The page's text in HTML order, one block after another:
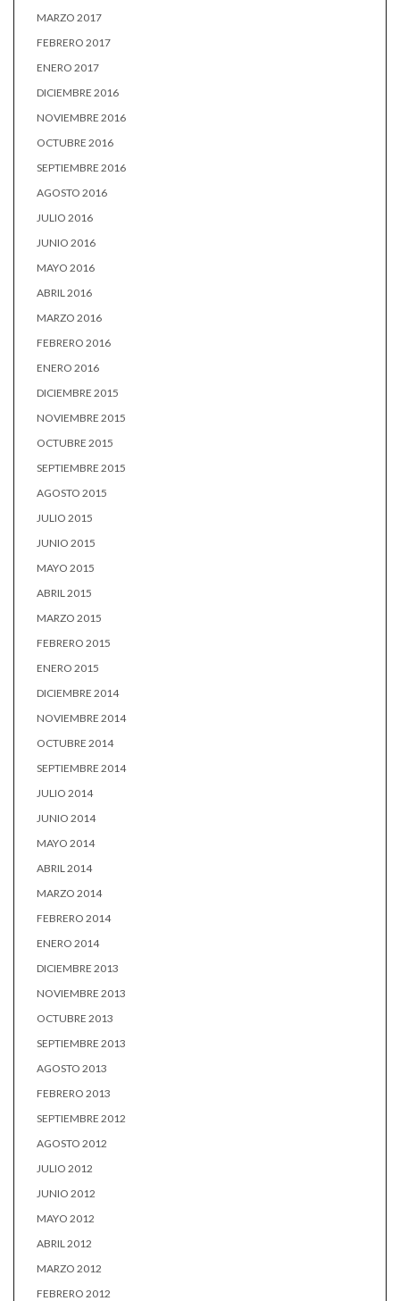
MARZO 2017
FEBRERO 2017
ENERO 2017
DICIEMBRE 2016
NOVIEMBRE 2016
OCTUBRE 2016
SEPTIEMBRE 2016
AGOSTO 2016
JULIO 2016
JUNIO 2016
MAYO 2016
ABRIL 2016
MARZO 2016
FEBRERO 2016
ENERO 2016
DICIEMBRE 2015
NOVIEMBRE 2015
OCTUBRE 2015
SEPTIEMBRE 2015
AGOSTO 2015
JULIO 2015
JUNIO 2015
MAYO 2015
ABRIL 2015
MARZO 2015
FEBRERO 2015
ENERO 2015
DICIEMBRE 2014
NOVIEMBRE 2014
OCTUBRE 2014
SEPTIEMBRE 2014
JULIO 2014
JUNIO 2014
MAYO 2014
ABRIL 2014
MARZO 2014
FEBRERO 2014
ENERO 2014
DICIEMBRE 2013
NOVIEMBRE 2013
OCTUBRE 2013
SEPTIEMBRE 2013
AGOSTO 2013
FEBRERO 2013
SEPTIEMBRE 2012
AGOSTO 2012
JULIO 2012
JUNIO 2012
MAYO 2012
ABRIL 2012
MARZO 2012
FEBRERO 2012